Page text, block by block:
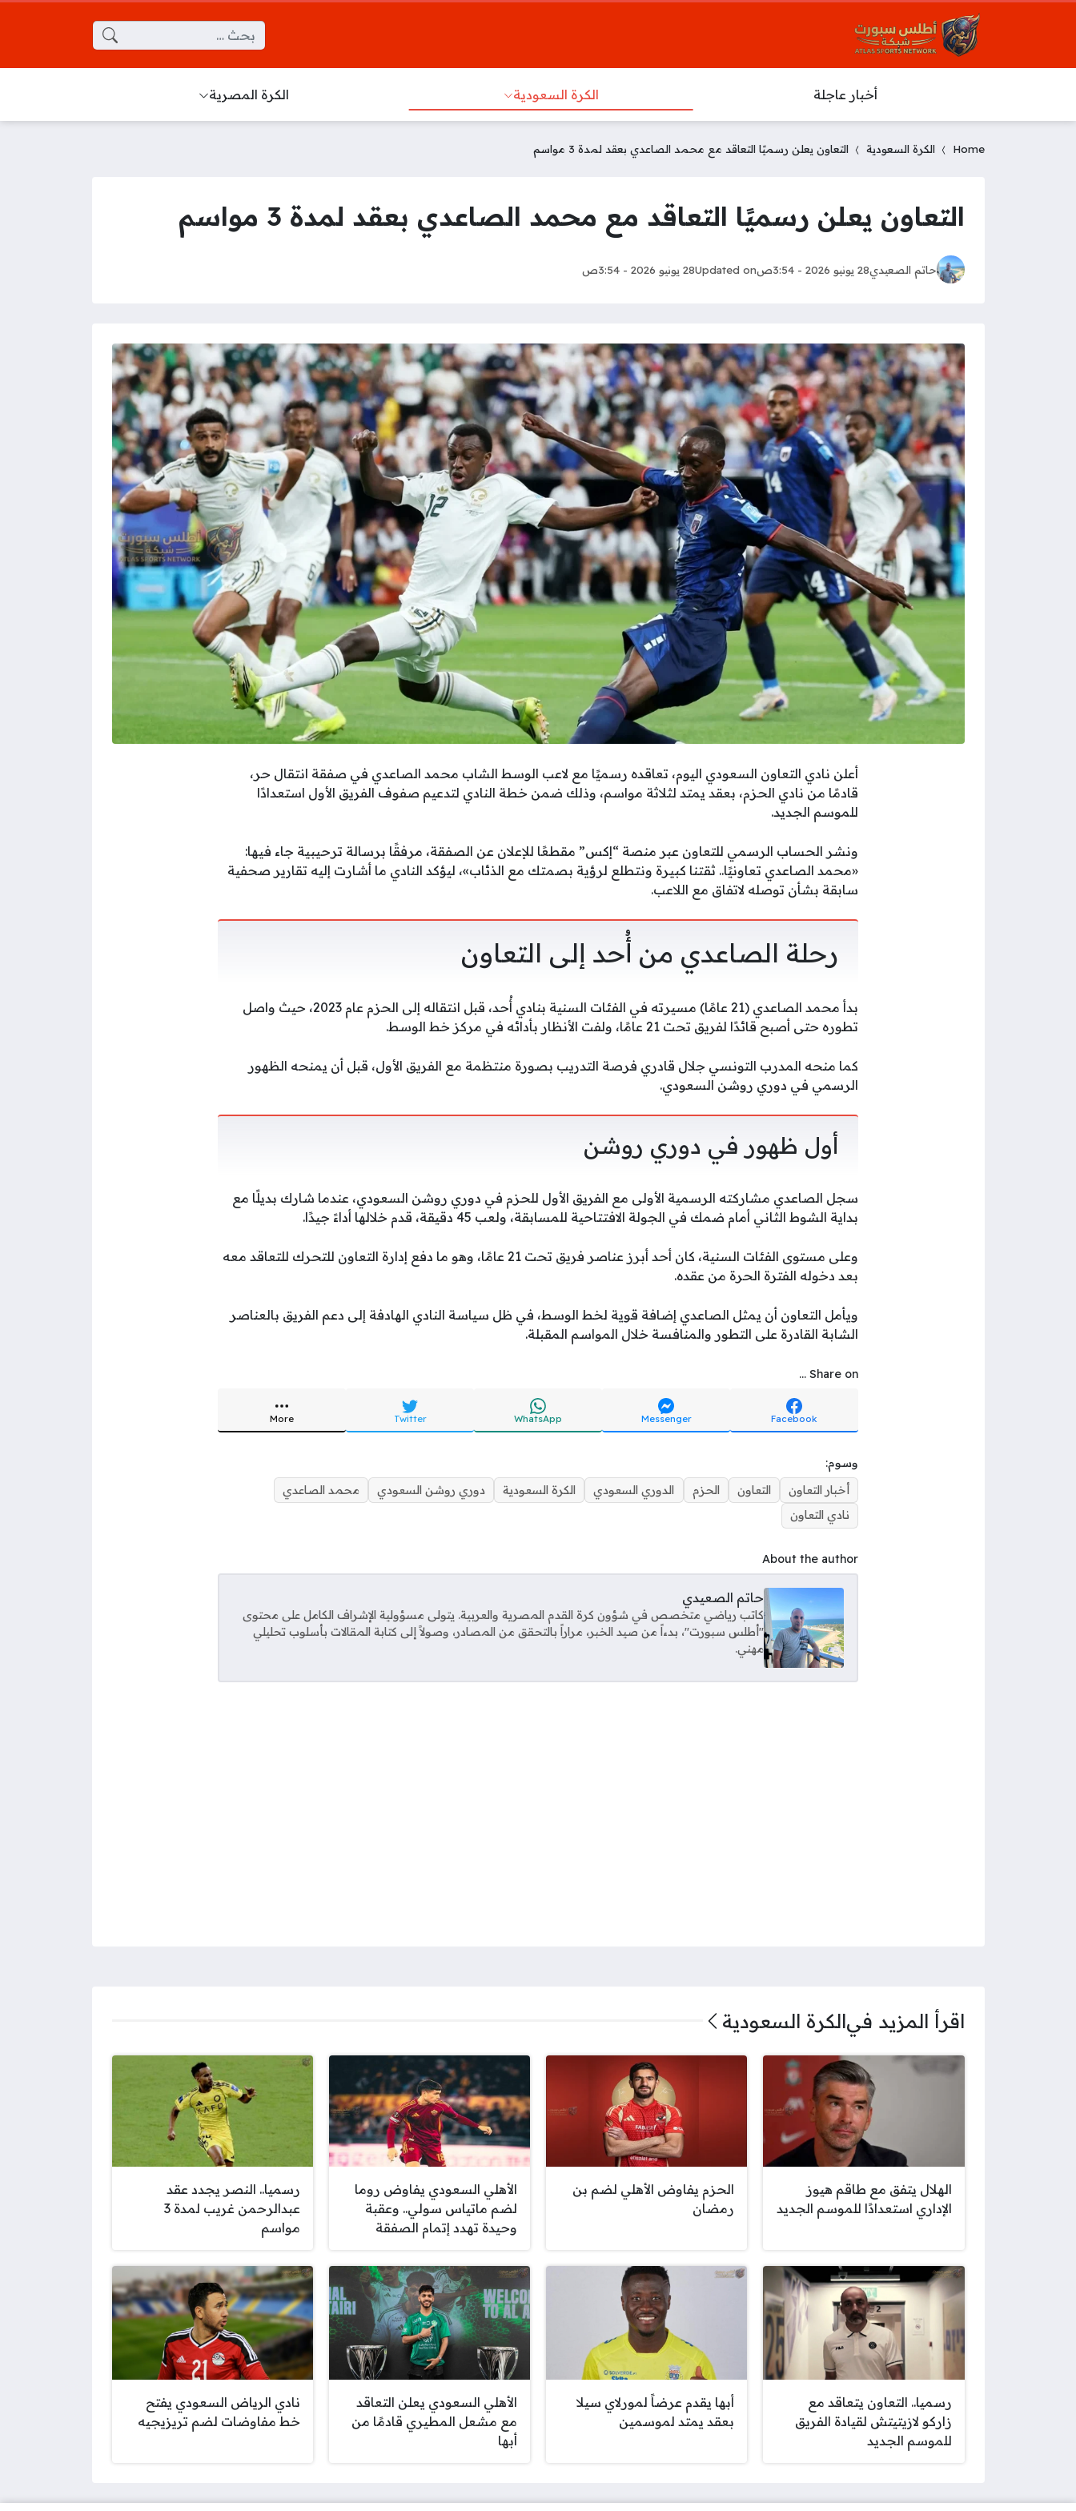
البحث عن:
أخبار عاجلة الكرة السعودية الكرة المصرية
Home الكرة السعودية التعاون يعلن رسميًا التعاقد مع محمد الصاعدي بعقد لمدة 3 مواسم
التعاون يعلن رسميًا التعاقد مع محمد الصاعدي بعقد لمدة 3 مواسم
حاتم الصعيدي28 يونيو 2026 - 3:54ص Updated on28 يونيو 2026 - 3:54ص
أعلن نادي التعاون السعودي اليوم، تعاقده رسميًا مع لاعب الوسط الشاب محمد الصاعدي في صفقة انتقال حر،
قادمًا من نادي الحزم، بعقد يمتد لثلاثة مواسم، وذلك ضمن خطة النادي لتدعيم صفوف الفريق الأول استعدادًا
للموسم الجديد.
ونشر الحساب الرسمي للتعاون عبر منصة “إكس” مقطعًا للإعلان عن الصفقة، مرفقًا برسالة ترحيبية جاء فيها:
«محمد الصاعدي تعاونيًا.. ثقتنا كبيرة ونتطلع لرؤية بصمتك مع الذئاب»، ليؤكد النادي ما أشارت إليه تقارير صحفية
سابقة بشأن توصله لاتفاق مع اللاعب.
رحلة الصاعدي من أُحد إلى التعاون
بدأ محمد الصاعدي (21 عامًا) مسيرته في الفئات السنية بنادي أُحد، قبل انتقاله إلى الحزم عام 2023، حيث واصل
تطوره حتى أصبح قائدًا لفريق تحت 21 عامًا، ولفت الأنظار بأدائه في مركز خط الوسط.
كما منحه المدرب التونسي جلال قادري فرصة التدريب بصورة منتظمة مع الفريق الأول، قبل أن يمنحه الظهور
الرسمي في دوري روشن السعودي.
أول ظهور في دوري روشن
سجل الصاعدي مشاركته الرسمية الأولى مع الفريق الأول للحزم في دوري روشن السعودي، عندما شارك بديلًا مع
بداية الشوط الثاني أمام ضمك في الجولة الافتتاحية للمسابقة، ولعب 45 دقيقة، قدم خلالها أداءً جيدًا.
وعلى مستوى الفئات السنية، كان أحد أبرز عناصر فريق تحت 21 عامًا، وهو ما دفع إدارة التعاون للتحرك للتعاقد معه
بعد دخوله الفترة الحرة من عقده.
ويأمل التعاون أن يمثل الصاعدي إضافة قوية لخط الوسط، في ظل سياسة النادي الهادفة إلى دعم الفريق بالعناصر
الشابة القادرة على التطور والمنافسة خلال المواسم المقبلة.
Share on ...
Facebook
Messenger
WhatsApp
Twitter
More
وسوم:
أخبار التعاون
التعاون الحزم الدوري السعودي الكرة السعودية دوري روشن السعودي
محمد الصاعدي
نادي التعاون
About the author
حاتم الصعيدي
كاتب رياضي متخصص في شؤون كرة القدم المصرية والعربية. يتولى مسؤولية الإشراف الكامل على محتوى
"أطلس سبورت"، بدءاً من صيد الخبر، مراراً بالتحقق من المصادر، وصولاً إلى كتابة المقالات بأسلوب تحليلي
مهني.
اقرأ المزيد فيالكرة السعودية
الهلال يتفق مع طاقم هيوز
الإداري استعدادًا للموسم الجديد
الحزم يفاوض الأهلي لضم بن
رمضان
الأهلي السعودي يفاوض روما
لضم ماتياس سولي.. وعقبة
وحيدة تهدد إتمام الصفقة
رسميا.. النصر يجدد عقد
عبدالرحمن غريب لمدة 3
مواسم
رسميا.. التعاون يتعاقد مع
زاركو لازيتيتش لقيادة الفريق
للموسم الجديد
أبها يقدم عرضاً لمورلاي سيلا
بعقد يمتد لموسمين
الأهلي السعودي يعلن التعاقد
مع مشعل المطيري قادمًا من
أبها
نادي الرياض السعودي يفتح
خط مفاوضات لضم تريزيجيه